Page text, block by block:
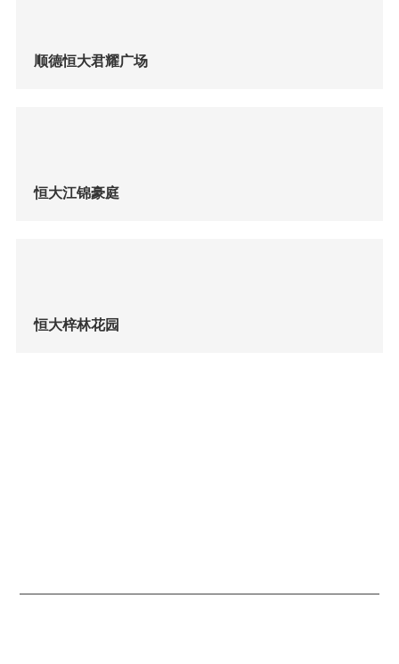
顺德恒大君耀广场
恒大江锦豪庭
恒大梓林花园